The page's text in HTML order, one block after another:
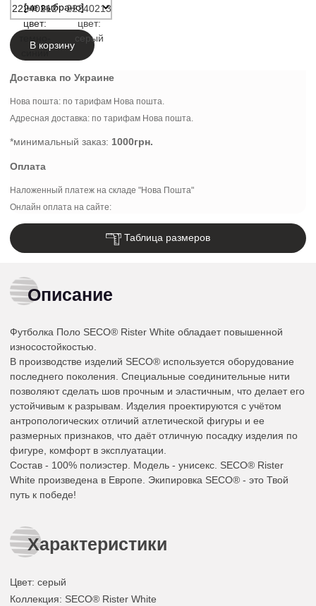
В корзину
Доставка по Украине
Нова пошта: по тарифам Нова пошта.
Адресная доставка: по тарифам Нова пошта.
*минимальный заказ: 1000грн.
Оплата
Наложенный платеж на складе "Нова Пошта"
Онлайн оплата на сайте:
Таблица размеров
Описание
Футболка Поло SECO® Rister White обладает повышенной
износостойкостью.
В производстве изделий SECO® используется оборудование
последнего поколения. Специальные соединительные нити
позволяют сделать шов прочным и эластичным, что делает его
устойчивым к разрывам. Изделия проектируются с учётом
антропологических отличий атлетической фигуры и ее
размерных признаков, что даёт отличную посадку изделия по
фигуре, комфорт в эксплуатации.
Состав - 100% полиэстер. Модель - унисекс. SECO® Rister
White произведена в Европе. Экипировка SECO® - это Твой
путь к победе!
Характеристики
Цвет: серый
Коллекция: SECO® Rister White